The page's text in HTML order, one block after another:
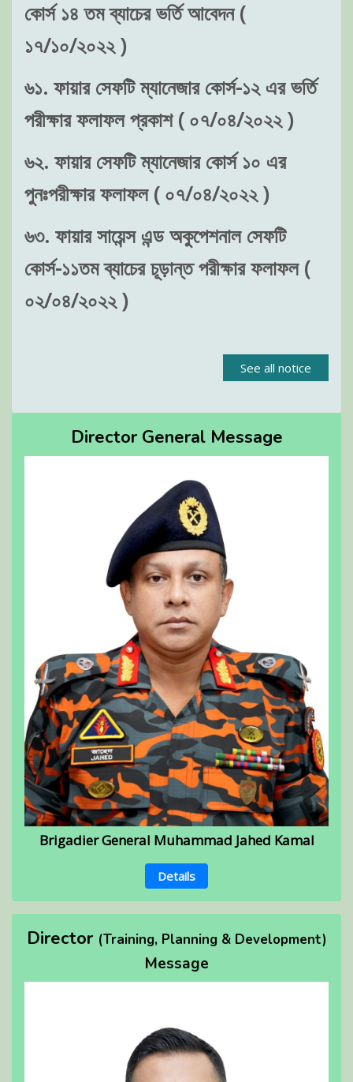
কোর্স ১৪ তম ব্যাচের ভর্তি আবেদন (
১৭/১০/২০২২ )
৬১. ফায়ার সেফটি ম্যানেজার কোর্স-১২ এর ভর্তি
পরীক্ষার ফলাফল প্রকাশ ( ০৭/০৪/২০২২ )
৬২. ফায়ার সেফটি ম্যানেজার কোর্স ১০ এর
পুনঃপরীক্ষার ফলাফল ( ০৭/০৪/২০২২ )
৬৩. ফায়ার সায়েন্স এন্ড অকুপেশনাল সেফটি
কোর্স-১১তম ব্যাচের চূড়ান্ত পরীক্ষার ফলাফল (
০২/০৪/২০২২ )
See all notice
Director General Message
Brigadier General Muhammad Jahed Kamal
Details
Director (Training, Planning & Development)
Message